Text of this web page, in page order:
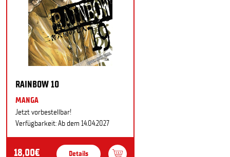
RAINBOW 10
MANGA
Jetzt vorbestellbar!
Verfügbarkeit: Ab dem 14.04.2027
18,00€ Details